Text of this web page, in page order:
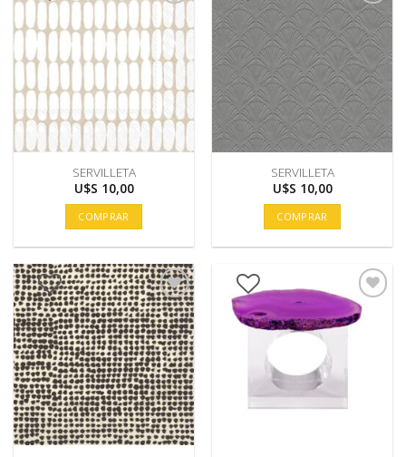
SERVILLETA
U$S 10,00
COMPRAR
SERVILLETA
U$S 10,00
COMPRAR